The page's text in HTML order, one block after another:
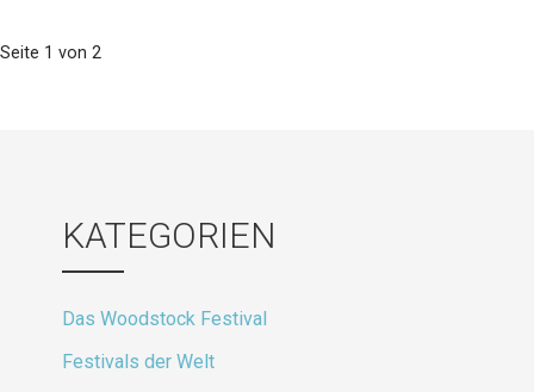
Navigation
Seite 1 von 2
KATEGORIEN
Das Woodstock Festival
Festivals der Welt